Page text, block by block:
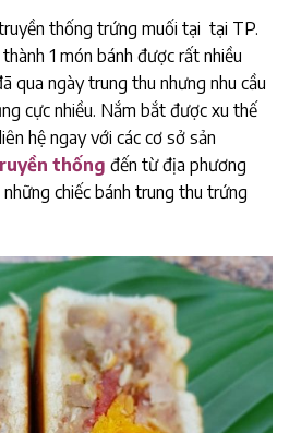
thống trứng muối tại tại TP.
1 món bánh được rất nhiều
qua ngày trung thu nhưng nhu cầu
cực nhiều. Nắm bắt được xu thế
hệ ngay với các cơ sở sản
thống đến từ địa phương
chiếc bánh trung thu trứng